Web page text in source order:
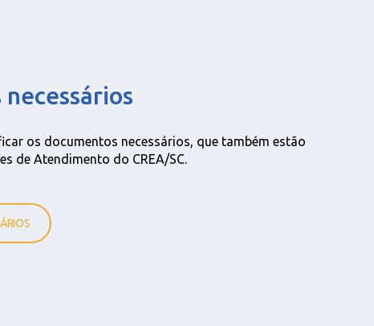
os documentos necessários, que também estão
de Atendimento do CREA/SC.